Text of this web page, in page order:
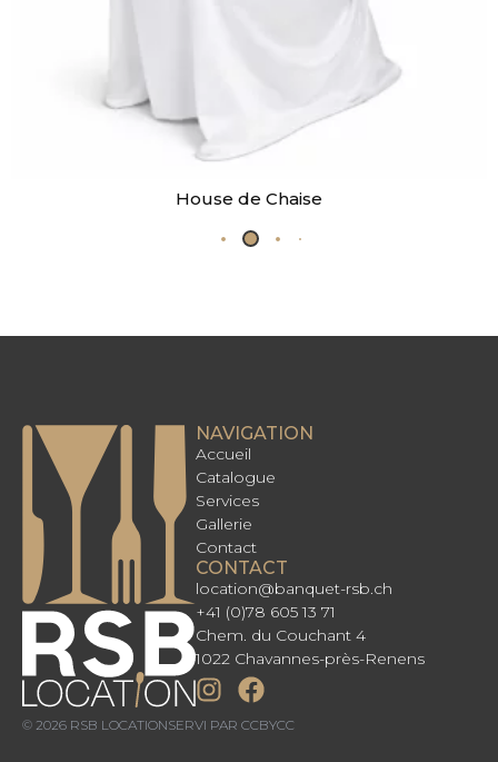
House de Chaise
CONTACT
location@banquet-rsb.ch
+41 (0)78 605 13 71
Chem. du Couchant 4
1022 Chavannes-près-Renens
NAVIGATION
Accueil
Catalogue
Services
Gallerie
Contact
© 2026 RSB LOCATIONSERVI PAR CCBYCC